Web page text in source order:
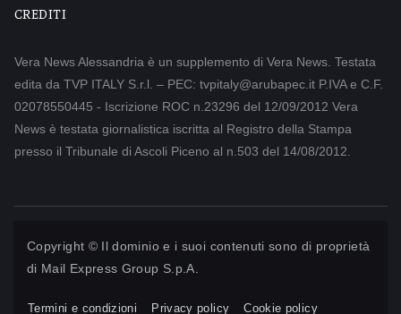
CREDITI
Vera News Alessandria è un supplemento di Vera News. Testata
edita da TVP ITALY S.r.l. – PEC: tvpitaly@arubapec.it P.IVA e C.F.
02078550445 - Iscrizione ROC n.23296 del 12/09/2012 Vera
News è testata giornalistica iscritta al Registro della Stampa
presso il Tribunale di Ascoli Piceno al n.503 del 14/08/2012.
Copyright © Il dominio e i suoi contenuti sono di proprietà
di Mail Express Group S.p.A.
Termini e condizioni Privacy policy Cookie policy